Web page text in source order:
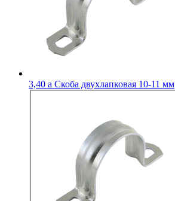
3,40 a Скоба двухлапковая 10-11 мм